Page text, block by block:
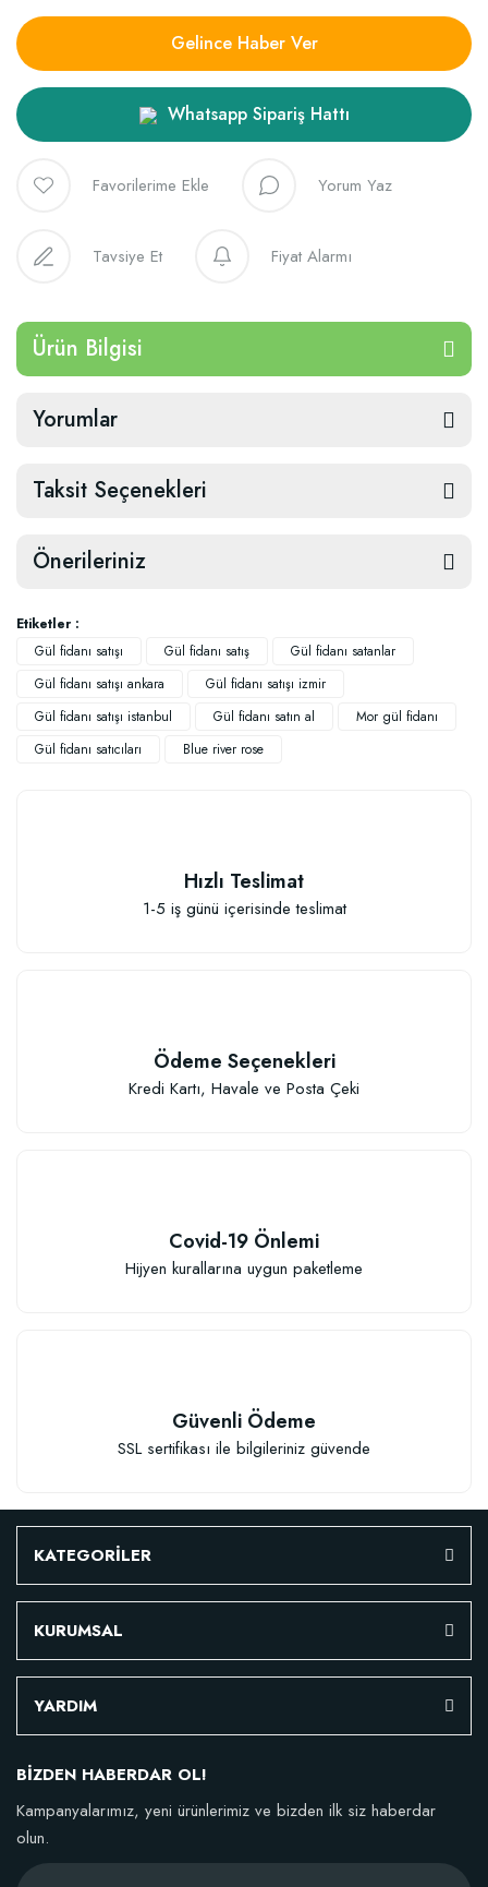
Gelince Haber Ver
Whatsapp Sipariş Hattı
Yorum Yaz
Tavsiye Et Fiyat Alarmı
Ürün Bilgisi
Yorumlar
Taksit Seçenekleri
Önerileriniz
Etiketler :
Gül fidanı satışı
Gül fidanı satış
Gül fidanı satanlar
Gül fidanı satışı ankara
Gül fidanı satışı izmir
Gül fidanı satışı istanbul
Gül fidanı satın al
Mor gül fidanı
Gül fidanı satıcıları
Blue river rose
Hızlı Teslimat
1-5 iş günü içerisinde teslimat
Ödeme Seçenekleri
Kredi Kartı, Havale ve Posta Çeki
Covid-19 Önlemi
Hijyen kurallarına uygun paketleme
Güvenli Ödeme
SSL sertifikası ile bilgileriniz güvende
KATEGORİLER
KURUMSAL
YARDIM
BİZDEN HABERDAR OL!
Kampanyalarımız, yeni ürünlerimiz ve bizden ilk siz haberdar
olun.